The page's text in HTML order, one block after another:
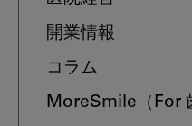
開業情報
コラム
MoreSmile （For